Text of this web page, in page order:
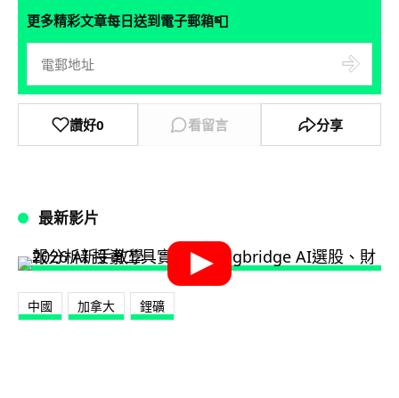
更多精彩文章每日送到電子郵箱📮
讚好0 看留言 分享
最新影片
中國 加拿大 鋰礦